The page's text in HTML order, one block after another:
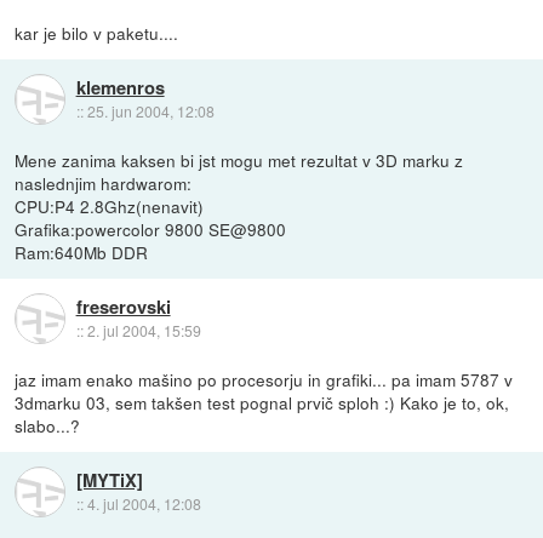
kar je bilo v paketu....
klemenros
::25. jun 2004, 12:08
Mene zanima kaksen bi jst mogu met rezultat v 3D marku z
naslednjim hardwarom:
CPU:P4 2.8Ghz(nenavit)
Grafika:powercolor 9800 SE@9800
Ram:640Mb DDR
freserovski
::2. jul 2004, 15:59
jaz imam enako mašino po procesorju in grafiki... pa imam 5787 v
3dmarku 03, sem takšen test pognal prvič sploh :) Kako je to, ok,
slabo...?
[MYTiX]
::4. jul 2004, 12:08